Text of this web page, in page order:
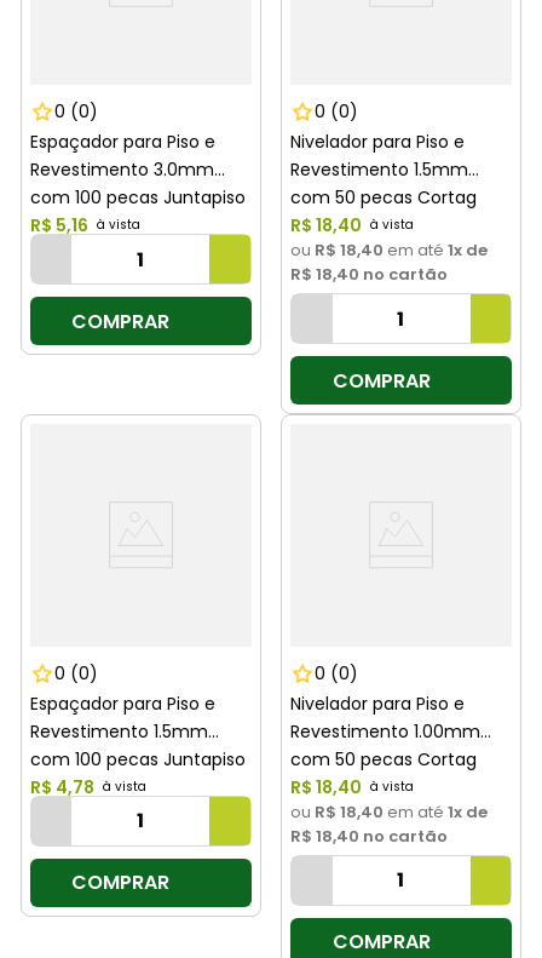
0 (0)
Espaçador para Piso e
Revestimento 3.0mm
com 100 pecas Juntapiso
Cortag
R$ 5,16
COMPRAR
0 (0)
Nivelador para Piso e
Revestimento 1.5mm
com 50 pecas Cortag
R$ 18,40
ou R$ 18,40 em até 1x de
R$ 18,40 no cartão
COMPRAR
0 (0)
Espaçador para Piso e
Revestimento 1.5mm
com 100 pecas Juntapiso
Cortag
R$ 4,78
COMPRAR
0 (0)
Nivelador para Piso e
Revestimento 1.00mm
com 50 pecas Cortag
R$ 18,40
ou R$ 18,40 em até 1x de
R$ 18,40 no cartão
COMPRAR